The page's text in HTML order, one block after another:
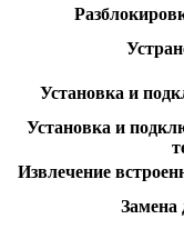
Установка и
Установка и
Извлечение